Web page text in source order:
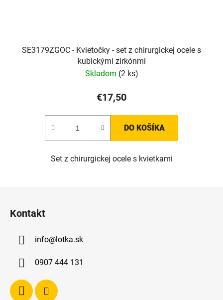
SE3179ZGOC - Kvietočky - set z chirurgickej ocele s
kubickými zirkónmi
Skladom (2 ks)
€17,50
DO KOŠÍKA
Set z chirurgickej ocele s kvietkami
Kontakt
info@lotka.sk
0907 444 131